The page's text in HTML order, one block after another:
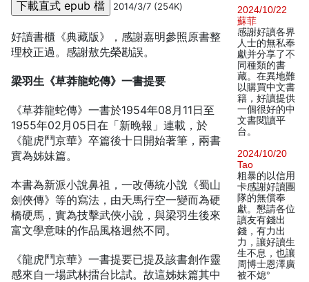
2014/3/7 (254K)
好讀書櫃《典藏版》，感謝嘉明參照原書整
理校正過。感謝敖先榮勘誤。
梁羽生《草莽龍蛇傳》一書提要
《草莽龍蛇傳》一書於1954年08月11日至
1955年02月05日在「新晚報」連載，於
《龍虎鬥京華》卒篇後十日開始著筆，兩書
實為姊妹篇。
本書為新派小說鼻祖，一改傳統小說《蜀山
劍俠傳》等的寫法，由天馬行空一變而為硬
橋硬馬，實為技擊武俠小說，與梁羽生後來
富文學意味的作品風格迥然不同。
《龍虎鬥京華》一書提要已提及該書創作靈
感來自一場武林擂台比試。故這姊妹篇其中
2024/10/22
蘇菲
感謝好讀各界
人士的無私奉
獻并分享了不
同種類的書
藏。在異地難
以購買中文書
籍，好讀提供
一個很好的中
文書閱讀平
台。
2024/10/20
Tao
粗暴的以信用
卡感謝好讀團
隊的無償奉
獻。懇請各位
讀友有錢出
錢，有力出
力，讓好讀生
生不息，也讓
周博士恩澤廣
被不熄°